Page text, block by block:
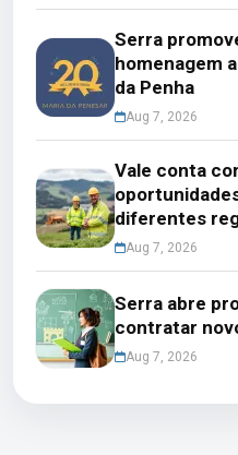
Serra
homenagem
da Penha
Aug 7, 2026
Vale conta
diferentes
Aug 7, 2026
Serra abre
contratar
Aug 7, 2026